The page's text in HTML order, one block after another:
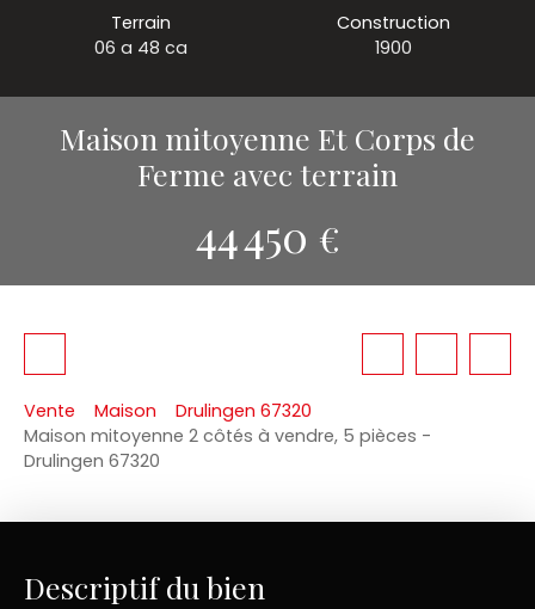
Terrain
06 a 48 ca
Construction
1900
Maison mitoyenne Et Corps de
Ferme avec terrain
44 450 €
Vente Maison
Drulingen 67320
Maison mitoyenne 2 côtés à vendre, 5 pièces -
Drulingen 67320
Descriptif du bien